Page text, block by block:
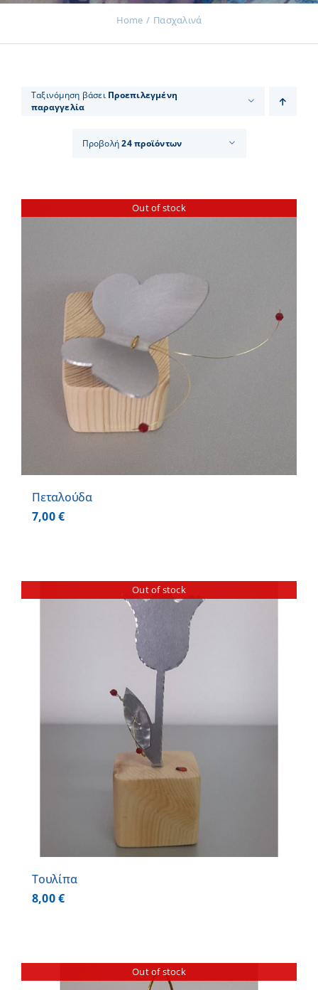
Νέα
Home Πασχαλινά
Ταξινόμηση βάσει Προεπιλεγμένη
παραγγελία
Προβολή24 προϊόντων
Out of stock
Πεταλούδα
7,00€
Out of stock
Τουλίπα
8,00€
Out of stock